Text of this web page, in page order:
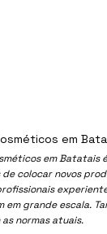
em Batatais
colocar novos
em grande escala.
normas atuais.
em